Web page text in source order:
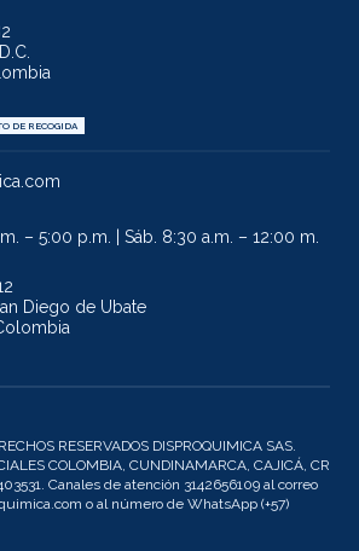
DE RECOGIDA
– 5:00 p.m. | Sáb. 8:30 a.m. – 12:00 m.
Diego de Ubate
RESERVADOS DISPROQUIMICA SAS.
COLOMBIA, CUNDINAMARCA, CAJICÁ, CR
Canales de atención 3142656109 al correo
o al número de WhatsApp (+57)